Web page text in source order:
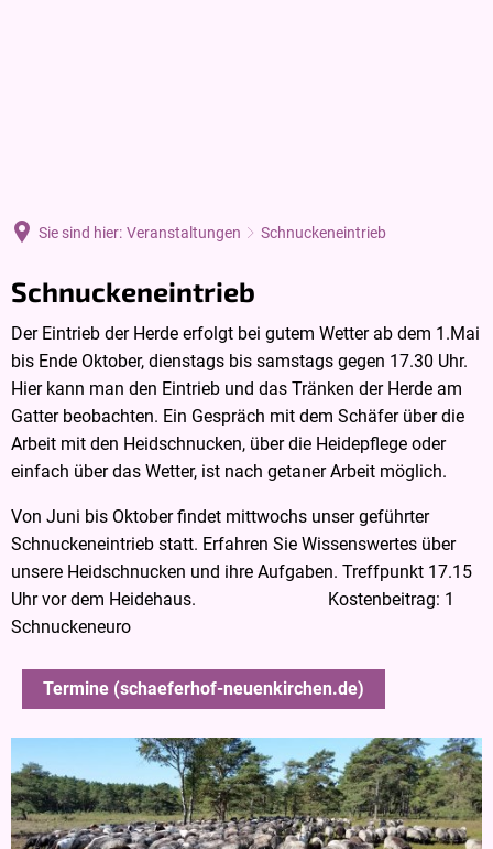
Sie sind hier: Veranstaltungen Schnuckeneintrieb
Schnuckeneintrieb
Schnuckeneintrieb
Der Eintrieb der Herde erfolgt bei gutem Wetter ab dem 1.Mai
bis Ende Oktober, dienstags bis samstags gegen 17.30 Uhr.
Hier kann man den Eintrieb und das Tränken der Herde am
Gatter beobachten. Ein Gespräch mit dem Schäfer über die
Arbeit mit den Heidschnucken, über die Heidepflege oder
einfach über das Wetter, ist nach getaner Arbeit möglich.
Von Juni bis Oktober findet mittwochs unser geführter
Schnuckeneintrieb statt. Erfahren Sie Wissenswertes über
unsere Heidschnucken und ihre Aufgaben. Treffpunkt 17.15
Uhr vor dem Heidehaus. Kostenbeitrag: 1
Schnuckeneuro
Termine (schaeferhof-neuenkirchen.de)